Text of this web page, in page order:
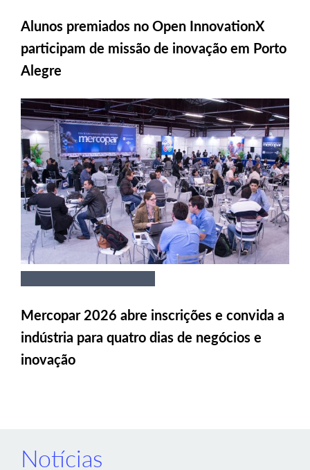
Alunos premiados no Open InnovationX
participam de missão de inovação em Porto
Alegre
Mercopar 2026 abre inscrições e convida a
indústria para quatro dias de negócios e
inovação
Notícias